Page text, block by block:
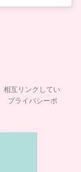
相互リンクしてい
プライバシーポ